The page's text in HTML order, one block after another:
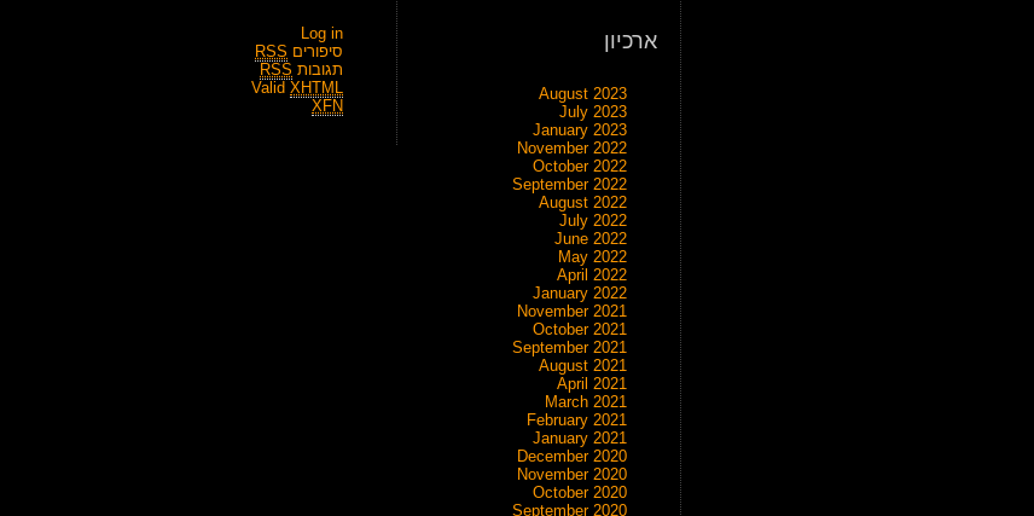
ארכיון
August 2023
July 2023
January 2023
November 2022
October 2022
September 2022
August 2022
July 2022
June 2022
May 2022
April 2022
January 2022
November 2021
October 2021
September 2021
August 2021
April 2021
March 2021
February 2021
January 2021
December 2020
November 2020
October 2020
September 2020
Log in
סיפורים RSS
תגובות RSS
ValidXHTML
XFN